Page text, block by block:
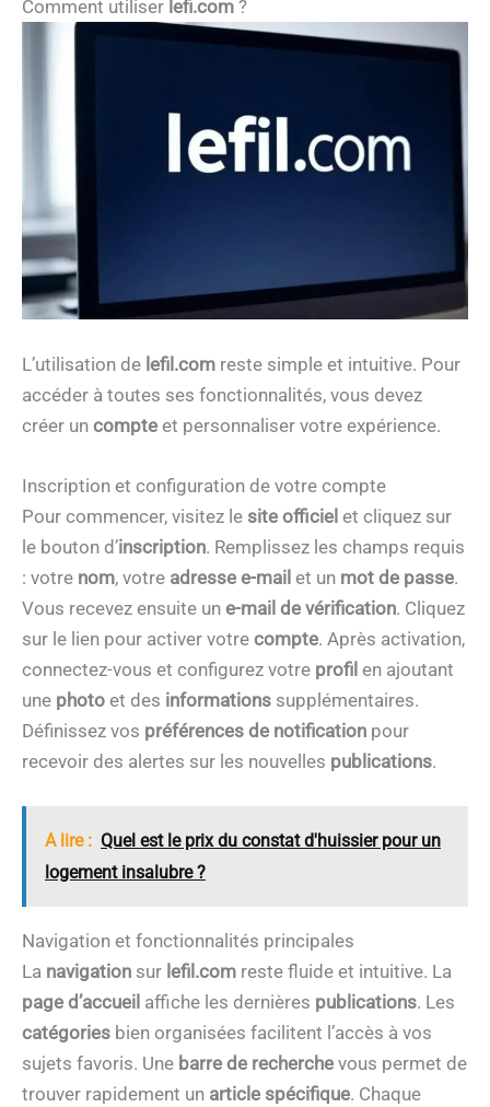
Comment utiliser lefi.com ?
L’utilisation de lefil.com reste simple et intuitive. Pour
accéder à toutes ses fonctionnalités, vous devez
créer un compte et personnaliser votre expérience.
Inscription et configuration de votre compte
Pour commencer, visitez le site officiel et cliquez sur
le bouton d’inscription. Remplissez les champs requis
: votre nom, votre adresse e-mail et un mot de passe.
Vous recevez ensuite un e-mail de vérification. Cliquez
sur le lien pour activer votre compte. Après activation,
connectez-vous et configurez votre profil en ajoutant
une photo et des informations supplémentaires.
Définissez vos préférences de notification pour
recevoir des alertes sur les nouvelles publications.
A lire : Quel est le prix du constat d'huissier pour un
logement insalubre ?
Navigation et fonctionnalités principales
La navigation sur lefil.com reste fluide et intuitive. La
page d’accueil affiche les dernières publications. Les
catégories bien organisées facilitent l’accès à vos
sujets favoris. Une barre de recherche vous permet de
trouver rapidement un article spécifique. Chaque